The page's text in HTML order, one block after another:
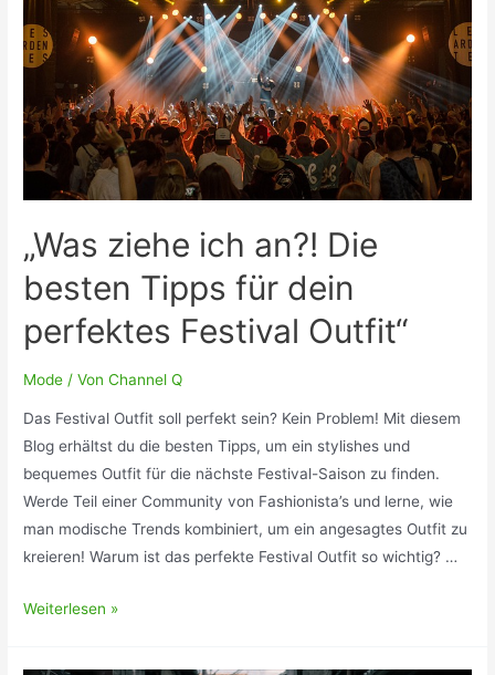
„Was ziehe ich an?! Die
besten Tipps für dein
perfektes Festival Outfit“
Mode / VonChannel Q
Das Festival Outfit soll perfekt sein? Kein Problem! Mit diesem
Blog erhältst du die besten Tipps, um ein stylishes und
bequemes Outfit für die nächste Festival-Saison zu finden.
Werde Teil einer Community von Fashionista’s und lerne, wie
man modische Trends kombiniert, um ein angesagtes Outfit zu
kreieren! Warum ist das perfekte Festival Outfit so wichtig? …
„Was
Weiterlesen »